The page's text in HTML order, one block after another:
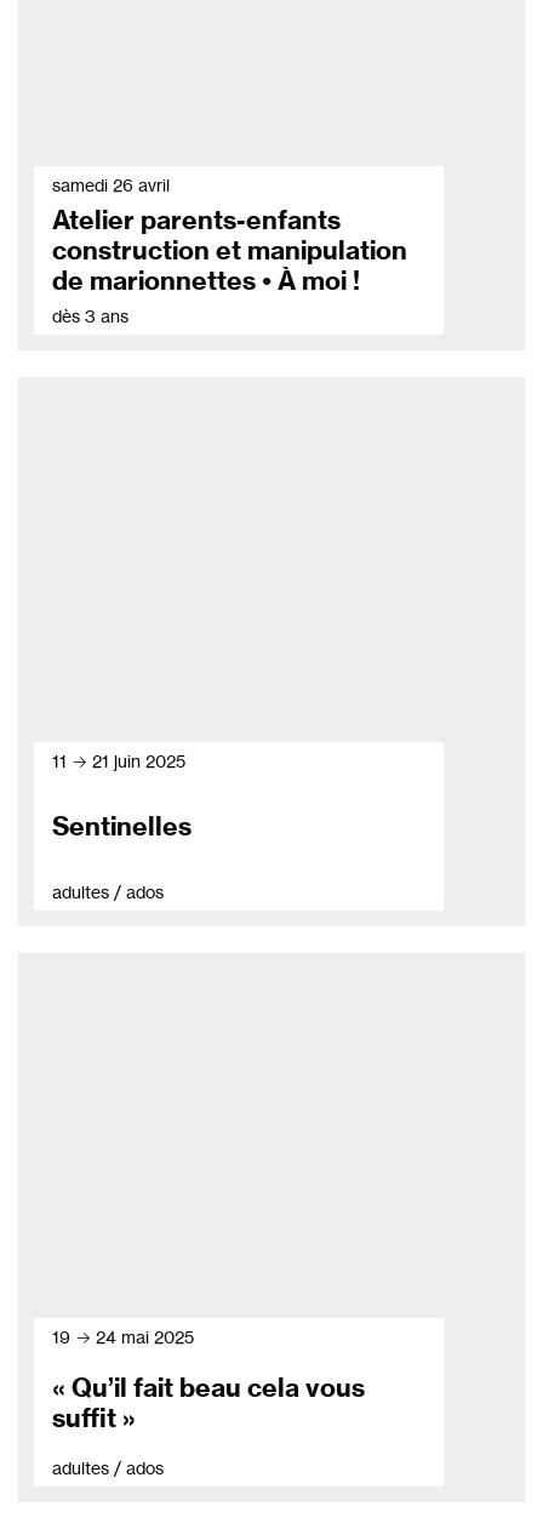
samedi 26 avril
Atelier parents-enfants
construction et manipulation
de marionnettes • À moi !
dès 3 ans
11 → 21 juin 2025
Sentinelles
adultes / ados
19 → 24 mai 2025
« Qu’il fait beau cela vous
suffit »
adultes / ados